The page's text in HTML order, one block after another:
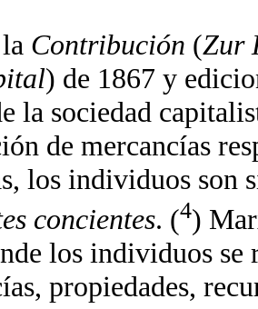
Contribución (Zur
) de 1867 y
la sociedad
de mercancías
los individuos son
concientes. (4)
los individuos
propiedades,